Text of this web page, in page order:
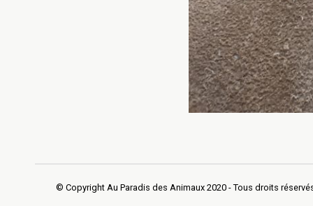
© Copyright Au Paradis des Animaux 2020 - Tous droits